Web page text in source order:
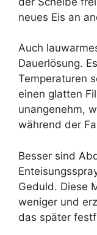
neues Eis an
Auch
Dauerlösung.
Temperaturen
einen glatten
unangenehm,
während der
Besser sind
Geduld. Diese
weniger und
das später